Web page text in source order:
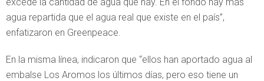
agua repartida que el agua real que existe en el país”,
enfatizaron en Greenpeace.
En la misma línea, indicaron que “ellos han aportado agua al
embalse Los Aromos los últimos días, pero eso tiene un